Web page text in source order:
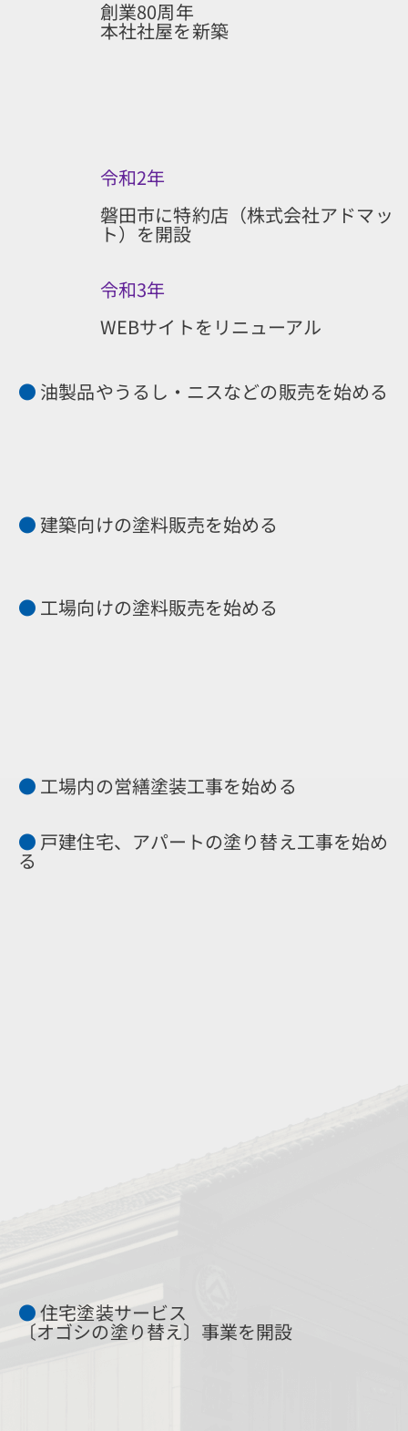
創業80周年
本社社屋を新築
令和2年
磐田市に特約店（株式会社アドマッ
ト）を開設
令和3年
WEBサイトをリニューアル
● 油製品やうるし・ニスなどの販売を始める
●建築向けの塗料販売を始める
● 工場向けの塗料販売を始める
● 工場内の営繕塗装工事を始める
● 戸建住宅、アパートの塗り替え工事を始め
る
●住宅塗装サービス
〔オゴシの塗り替え〕事業を開設